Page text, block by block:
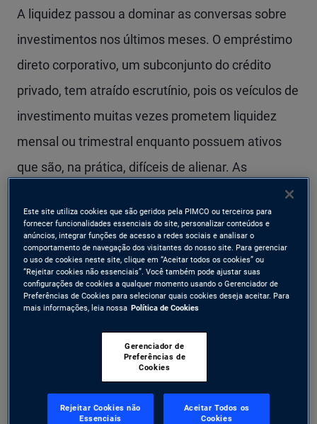
A liquidez passou a dominar as conversas sobre
investimentos nos últimos meses. O empréstimo
direto corporativo, um subconjunto do crédito
privado, tem atraído escrutínio, pois os veículos de
investimento muitas vezes prometem liquidez
mensal ou trimestral enquanto possuem ativos
que são, na prática, difíceis de alienar. As
manchetes sobre limites de resgate em fundos de
crédito privado reforçam que este não é mais um
risco teórico.
Nesse contexto, tem havido um debate
persistente e paralelo sobre a liquidez nos
mercados de crédito público, onde títulos
corporativos são comprados e vendidos. Os
crédito privado – argumentam que os dealers
Este site utiliza cookies que são geridos pela PIMCO ou terceiros para
fornecer funcionalidades essenciais do site, personalizar conteúdos e
anúncios, integrar funções de acesso a redes sociais e analisar o
comportamento de navegação dos visitantes do nosso site. Para gerenciar
o uso de cookies neste site, clique em “Aceitar todos os cookies” ou
“Rejeitar cookies não essenciais”. Você também pode ajustar suas
configurações de cookies a qualquer momento usando o Gerenciador de
Preferências de Cookies para selecionar quais cookies deseja aceitar. Para
mais informações, leia nossa Política de Cookies
Gerenciador de
Preferências de
Cookies
Rejeitar Cookies não
Essenciais
Aceitar Todos os
Cookies